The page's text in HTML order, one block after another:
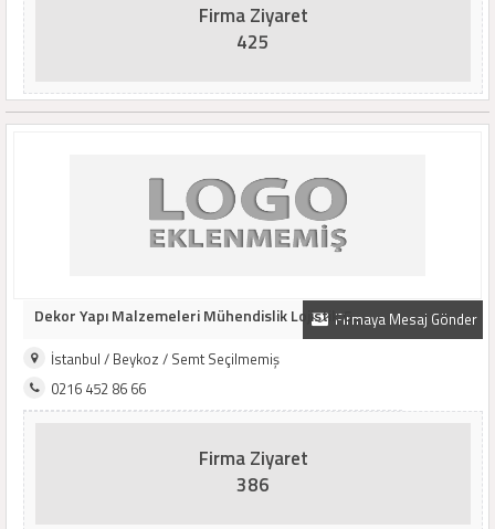
Firma Ziyaret
425
Firmaya Mesaj Gönder
Dekor Yapı Malzemeleri Mühendislik Lojistik G..
İstanbul / Beykoz / Semt Seçilmemiş
0216 452 86 66
Firma Ziyaret
386